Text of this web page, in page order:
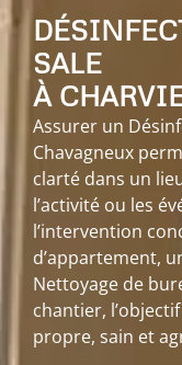
SALE
À
Assurer un
Chavagneux
clarté dans un
l’activité ou les
l’intervention
d’appartement,
Nettoyage de
chantier,
propre, sain et